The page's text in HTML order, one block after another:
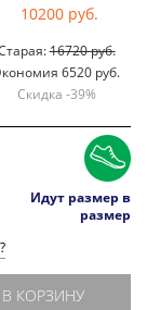
10200 руб.
16720 руб.
6520 руб.
Скидка -39%
Идут размер в
размер
В КОРЗИНУ